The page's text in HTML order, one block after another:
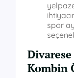
spor
Kombin